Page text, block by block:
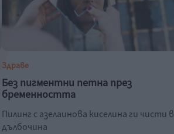
Здраве
Без пигментни петна през
бременността
Пилинг с азелаинова киселина ги чисти в
дълбочина